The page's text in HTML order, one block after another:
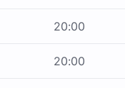
20:00
20:00